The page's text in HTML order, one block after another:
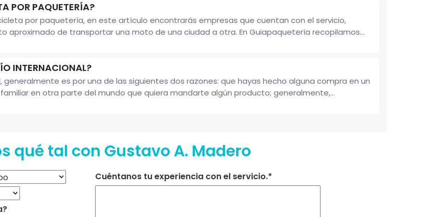
POR PAQUETERÍA?
por paquetería, en este artículo encontrarás empresas que cuentan con el servicio,
aproximado de transportar una moto de una ciudad a otra. En Guiapaquetería recopilamos...
INTERNACIONAL?
es por una de las siguientes dos razones: que hayas hecho alguna compra en un
en otra parte del mundo que quiera mandarte algún producto; generalmente,...
qué tal con Gustavo A. Madero
Cuéntanos tu experiencia con el servicio.*